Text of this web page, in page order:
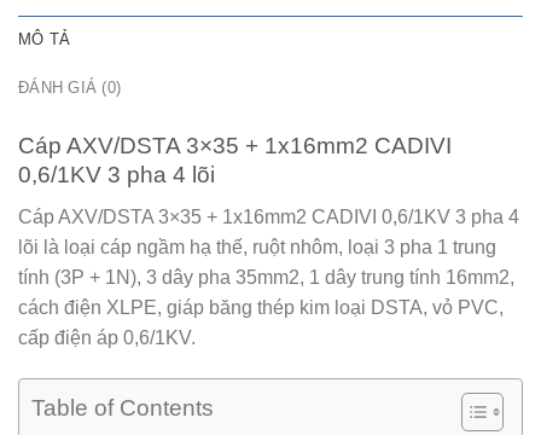
MÔ TẢ
ĐÁNH GIÁ (0)
Cáp AXV/DSTA 3×35 + 1x16mm2 CADIVI
0,6/1KV 3 pha 4 lõi
Cáp AXV/DSTA 3×35 + 1x16mm2 CADIVI 0,6/1KV 3 pha 4
lõi là loại cáp ngầm hạ thế, ruột nhôm, loại 3 pha 1 trung
tính (3P + 1N), 3 dây pha 35mm2, 1 dây trung tính 16mm2,
cách điện XLPE, giáp băng thép kim loại DSTA, vỏ PVC,
cấp điện áp 0,6/1KV.
Table of Contents